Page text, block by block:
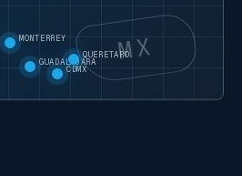
MX
MONTERREY
GUADALAJARA
CDMX
QUERETARO